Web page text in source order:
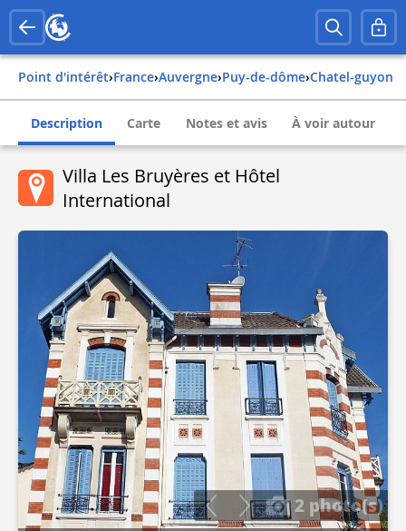
Point d'intérêt› france› auvergne› puy-de-dôme› chatel-guyon
Description Carte Notes et avis À voir autour
Villa Les Bruyères et Hôtel
International
2 photo(s)